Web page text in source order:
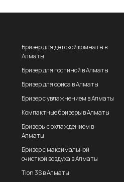
Бризер для детской комнаты в
Алматы
Бризер для гостиной в Алматы
Бризер для офиса в Алматы
Бризер с увлажнением в Алматы
Компактные бризеры в Алматы
Бризеры с охлаждением в
Алматы
Бризер с максимальной
очисткой воздуха в Алматы
Tion 3S в Алматы